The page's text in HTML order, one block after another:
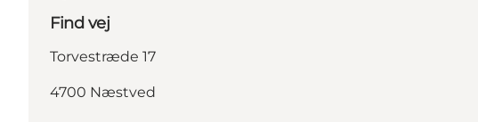
Find vej
Torvestræde 17
4700 Næstved